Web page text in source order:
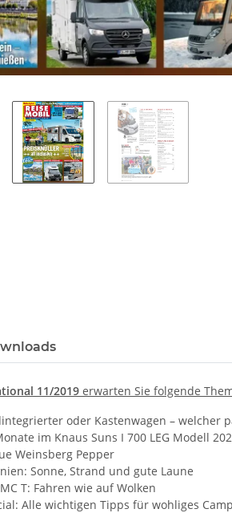
11/2019 erwarten Sie folgende
oder Kastenwagen – welcher
im Knaus Suns I 700 LEG Modell
Weinsberg Pepper
Sonne, Strand und gute Laune
T: Fahren wie auf Wolken
Alle wichtigen Tipps für wohliges